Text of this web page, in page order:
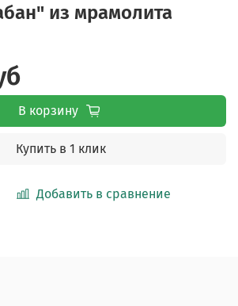
из мрамолита
Добавить в сравнение
В корзину
Купить в 1 клик